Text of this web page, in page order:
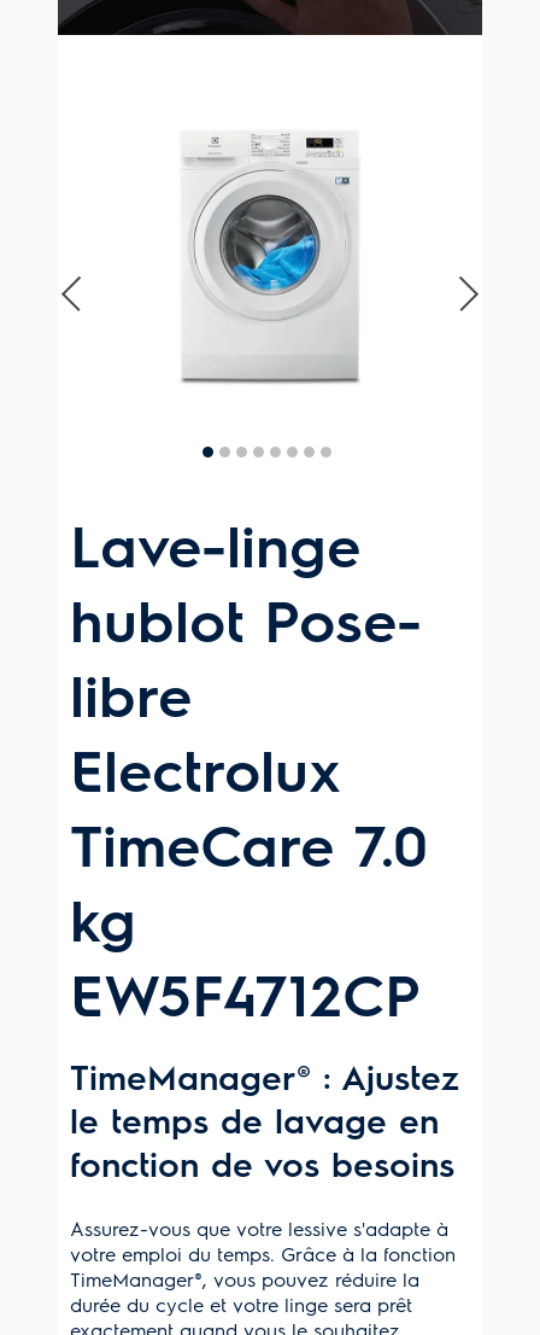
Lave-linge
hublot Pose-
libre
Electrolux
TimeCare 7.0
kg
EW5F4712CP
TimeManager® : Ajustez
le temps de lavage en
fonction de vos besoins
Assurez-vous que votre lessive s'adapte à
votre emploi du temps. Grâce à la fonction
TimeManager®, vous pouvez réduire la
durée du cycle et votre linge sera prêt
exactement quand vous le souhaitez.